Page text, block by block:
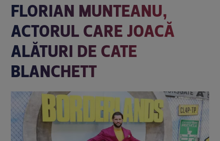
FLORIAN MUNTEANU,
ACTORUL CARE JOACĂ
ALĂTURI DE CATE
BLANCHETT